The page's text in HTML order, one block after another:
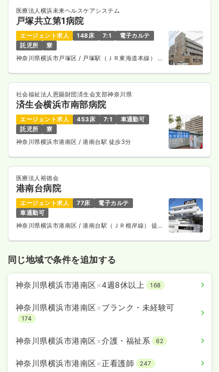
医療法人横浜未来ヘルスケアシステム
戸塚共立第1病院
エージェント求人 148床 7:1
電子カルテ
託児所
寮
神奈川県横浜市戸塚区/ 戸塚駅（ＪＲ東海道本線） 徒
社会福祉法人恩賜財団済生会支部神奈川県
済生会横浜市南部病院
エージェント求人 453床 7:1
車通勤可
託児所
寮
神奈川県横浜市港南区/ 港南台駅 徒歩3分
医療法人裕徳会
港南台病院
エージェント求人 77床
電子カルテ
車通勤可
神奈川県横浜市港南区/ 港南台駅（ＪＲ根岸線） 徒歩
同じ地域で条件を追加する
神奈川県横浜市港南区 ×4週8休以上 168
神奈川県横浜市港南区 ×ブランク・未経験可
174
神奈川県横浜市港南区 ×介護・福祉系 62
神奈川県横浜市港南区 ×正看護師 247